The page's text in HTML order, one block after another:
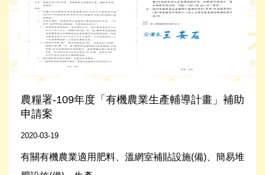
農糧署-109年度「有機農業生產輔導計畫」補助
申請案
2020-03-19
有關有機農業適用肥料、溫網室補貼設施(備)、簡易堆